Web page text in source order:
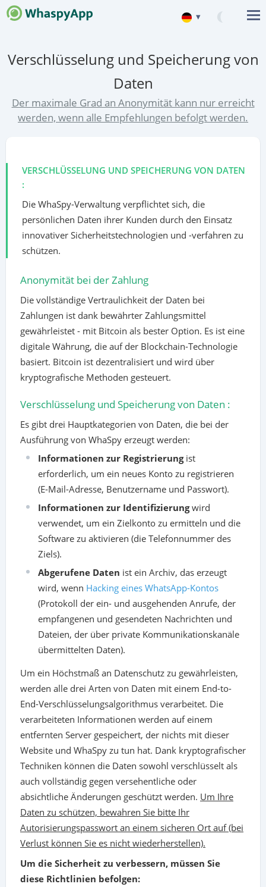
▾
Español
Français
Verschlüsselung und Speicherung von
Daten
Der maximale Grad an Anonymität kann nur erreicht
werden, wenn alle Empfehlungen befolgt werden.
VERSCHLÜSSELUNG UND SPEICHERUNG VON DATEN
:
Die WhaSpy-Verwaltung verpflichtet sich, die
persönlichen Daten ihrer Kunden durch den Einsatz
innovativer Sicherheitstechnologien und -verfahren zu
schützen.
Anonymität bei der Zahlung
Die vollständige Vertraulichkeit der Daten bei
Zahlungen ist dank bewährter Zahlungsmittel
gewährleistet - mit Bitcoin als bester Option. Es ist eine
digitale Währung, die auf der Blockchain-Technologie
basiert. Bitcoin ist dezentralisiert und wird über
kryptografische Methoden gesteuert.
Verschlüsselung und Speicherung von Daten :
Es gibt drei Hauptkategorien von Daten, die bei der
Ausführung von WhaSpy erzeugt werden:
Informationen zur Registrierungist
erforderlich, um ein neues Konto zu registrieren
(E-Mail-Adresse, Benutzername und Passwort).
Informationen zur Identifizierungwird
verwendet, um ein Zielkonto zu ermitteln und die
Software zu aktivieren (die Telefonnummer des
Ziels).
Abgerufene Daten ist ein Archiv, das erzeugt
wird, wenn Hacking eines WhatsApp-Kontos
(Protokoll der ein- und ausgehenden Anrufe, der
empfangenen und gesendeten Nachrichten und
Dateien, der über private Kommunikationskanäle
übermittelten Daten).
Um ein Höchstmaß an Datenschutz zu gewährleisten,
werden alle drei Arten von Daten mit einem End-to-
End-Verschlüsselungsalgorithmus verarbeitet. Die
verarbeiteten Informationen werden auf einem
entfernten Server gespeichert, der nichts mit dieser
Website und WhaSpy zu tun hat. Dank kryptografischer
Techniken können die Daten sowohl verschlüsselt als
auch vollständig gegen versehentliche oder
absichtliche Änderungen geschützt werden. Um Ihre
Daten zu schützen, bewahren Sie bitte Ihr
Autorisierungspasswort an einem sicheren Ort auf (bei
Verlust können Sie es nicht wiederherstellen).
Um die Sicherheit zu verbessern, müssen Sie
diese Richtlinien befolgen: